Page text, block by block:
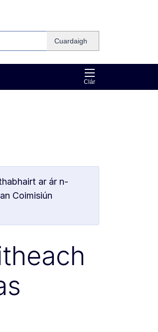
Cuardaigh
Clár
ar ár n-
Coimisiún